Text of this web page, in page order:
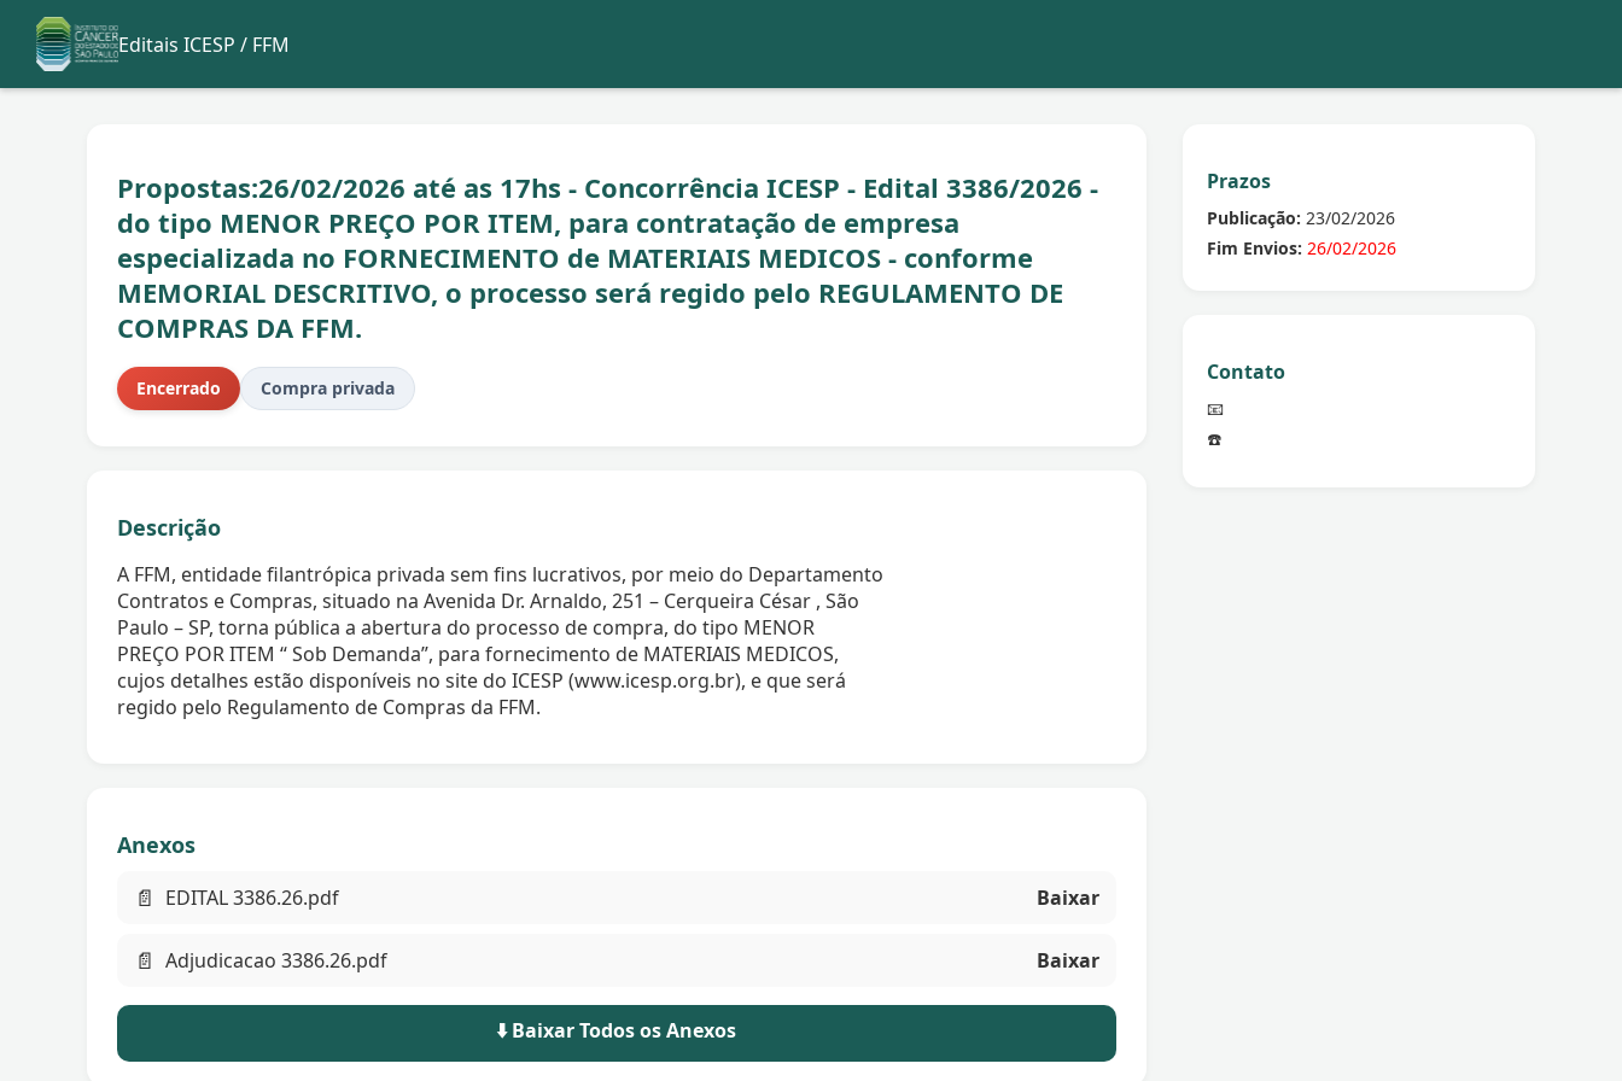
Editais ICESP / FFM
Propostas:26/02/2026 até as 17hs - Concorrência ICESP - Edital 3386/2026 -
do tipo MENOR PREÇO POR ITEM, para contratação de empresa
especializada no FORNECIMENTO de MATERIAIS MEDICOS - conforme
MEMORIAL DESCRITIVO, o processo será regido pelo REGULAMENTO DE
COMPRAS DA FFM.
Encerrado Compra privada
Descrição
A FFM, entidade filantrópica privada sem fins lucrativos, por meio do Departamento
Contratos e Compras, situado na Avenida Dr. Arnaldo, 251 – Cerqueira César , São
Paulo – SP, torna pública a abertura do processo de compra, do tipo MENOR
PREÇO POR ITEM “ Sob Demanda”, para fornecimento de MATERIAIS MEDICOS,
cujos detalhes estão disponíveis no site do ICESP (www.icesp.org.br), e que será
regido pelo Regulamento de Compras da FFM.
Anexos
📄 EDITAL 3386.26.pdf Baixar
📄 Adjudicacao 3386.26.pdf Baixar
⬇️ Baixar Todos os Anexos
Prazos
Publicação: 23/02/2026
Fim Envios: 26/02/2026
Contato
📧
☎️